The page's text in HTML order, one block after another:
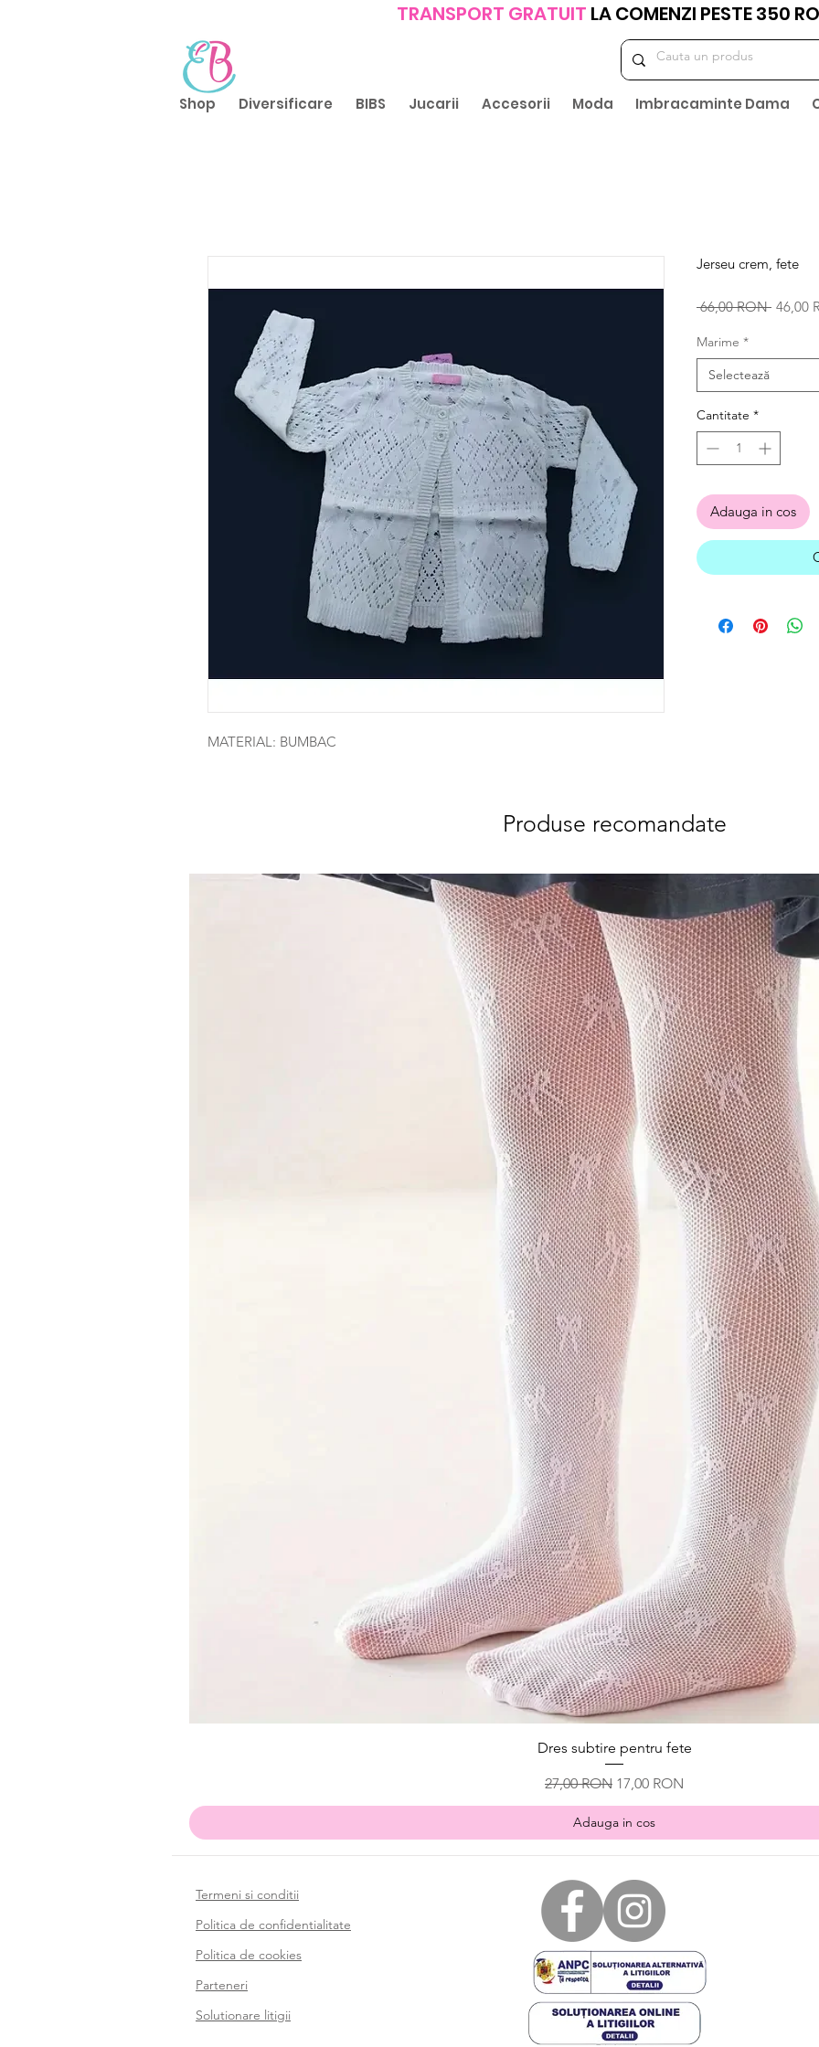
TRANSPORT GRATUIT LA COMENZI PESTE 350
Shop Diversificare BIBS Jucarii Accesorii Moda Imbracaminte Dama
MATERIAL: BUMBAC
Jerseu crem, fete
66,00 RON Preț
46,00
Marime *
Selectează
Cantitate *
Adauga in cos
Produse recomandate
Afișare rapidă
Dres subtire pentru fete
Preț normal
27,00 RON Preț redus
17,00 RON
Adauga in cos
Termeni si conditii
Politica de confidentialitate
Politica de cookies
Parteneri
Solutionare litigii